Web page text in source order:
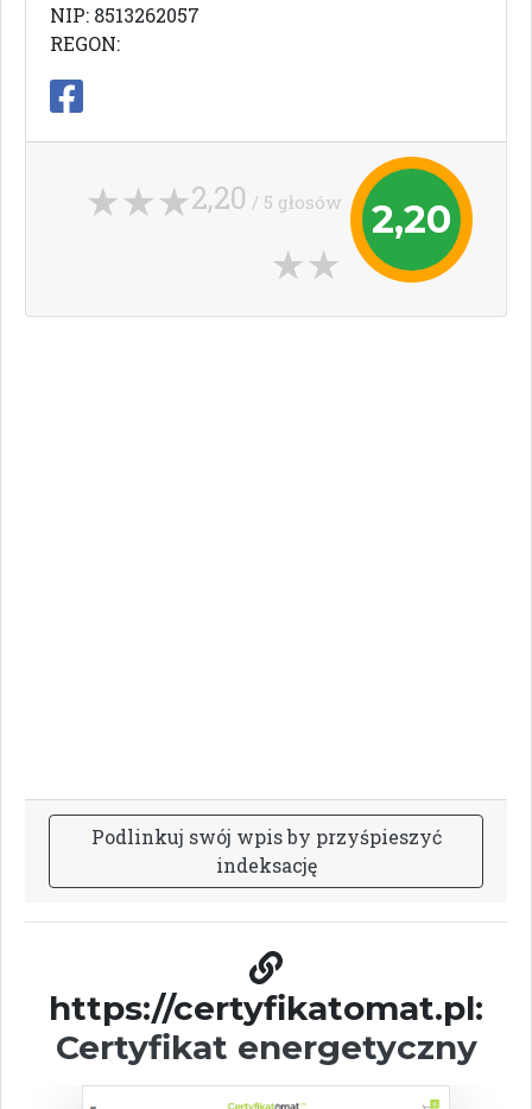
NIP: 8513262057
REGON:
2,20
2,20 / 5 głosów
Podlinkuj swój wpisby przyśpieszyć
indeksację
https://certyfikatomat.pl:
Certyfikat energetyczny